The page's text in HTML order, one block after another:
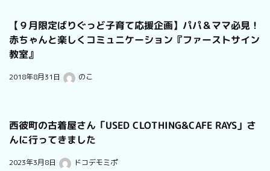
【９月限定ばりぐっど子育て応援企画】パパ＆ママ必見！
赤ちゃんと楽しくコミュニケーション『ファーストサイン
教室』
2018年8月31日 のこ
西彼町の古着屋さん「USED CLOTHING&CAFE RAYS」さ
んに行ってきました
2023年3月8日 ドコデモミポ